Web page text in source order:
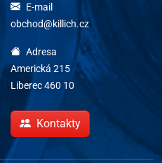
E-mail
obchod@killich.cz
Adresa
Americká 215
Liberec 460 10
Kontakty